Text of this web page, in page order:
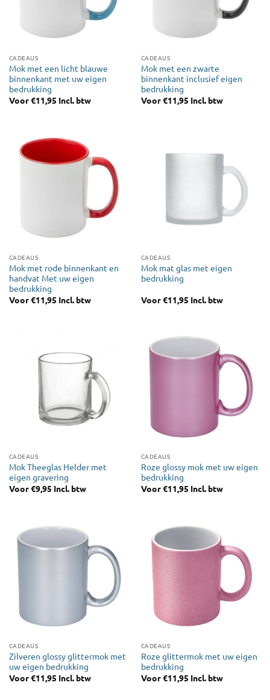
CADEAUS
Mok met een licht blauwe
binnenkant met uw eigen
bedrukking
Voor€11,95 Incl. btw
CADEAUS
Mok met een zwarte
binnenkant inclusief eigen
bedrukking
Voor€11,95 Incl. btw
CADEAUS
Mok met rode binnenkant en
handvat Met uw eigen
bedrukking
Voor€11,95 Incl. btw
CADEAUS
Mok mat glas met eigen
bedrukking
Voor€11,95 Incl. btw
CADEAUS
Mok Theeglas Helder met
eigen gravering
Voor€9,95 Incl. btw
CADEAUS
Roze glossy mok met uw eigen
bedrukking
Voor€11,95 Incl. btw
CADEAUS
Zilveren glossy glittermok met
uw eigen bedrukking
Voor€11,95 Incl. btw
CADEAUS
Roze glittermok met uw eigen
bedrukking
Voor€11,95 Incl. btw